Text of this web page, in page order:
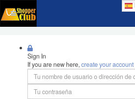
Sign In
If you are new here,create your